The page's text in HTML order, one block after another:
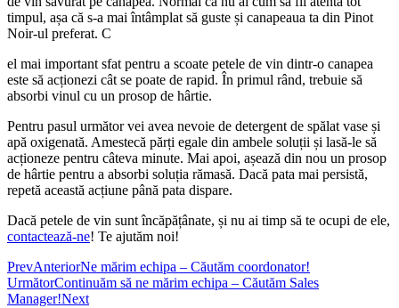
timpul, așa că s-a mai întâmplat să guste și canapeaua ta din Pinot
Noir-ul preferat. C
el mai important sfat pentru a scoate petele de vin dintr-o canapea
este să acționezi cât se poate de rapid. În primul rând, trebuie să
absorbi vinul cu un prosop de hârtie.
Pentru pasul următor vei avea nevoie de detergent de spălat vase și
apă oxigenată. Amestecă părți egale din ambele soluții și lasă-le să
acționeze pentru câteva minute. Mai apoi, așează din nou un prosop
de hârtie pentru a absorbi soluția rămasă. Dacă pata mai persistă,
repetă această acțiune până pata dispare.
Dacă petele de vin sunt încăpățânate, și nu ai timp să te ocupi de ele,
contactează-ne! Te ajutăm noi!
PrevAnteriorNe mărim echipa – Căutăm coordonator!
UrmătorContinuăm să ne mărim echipa – Căutăm Sales
Manager!Next